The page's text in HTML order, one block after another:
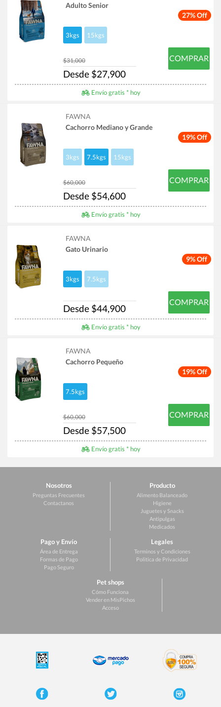
27% Off
Adulto Senior
3kgs 15kgs
$31,000
Desde $27,900
COMPRAR
Envío gratis * hoy
19% Off
FAWNA
Cachorro Mediano y Grande
3kgs 7.5kgs 15kgs
$60,000
Desde $54,600
COMPRAR
Envío gratis * hoy
9% Off
FAWNA
Gato Urinario
3kgs 7.5kgs
Desde $44,900
COMPRAR
Envío gratis * hoy
19% Off
FAWNA
Cachorro Pequeño
7.5kgs
$60,000
Desde $57,500
COMPRAR
Envío gratis * hoy
Nosotros
Preguntas Frecuentes
Contactanos
Producto
Alimento Balanceado
Higiene
Juguetes y Snacks
Antipulgas
Medicados
Pago y Envío
Área de Entrega
Formas de Pago
Pago Seguro
Legales
Terminos y Condiciones
Politica de Privacidad
Pet shops
Cómo Funciona
Vender en MisPichos
Acceso